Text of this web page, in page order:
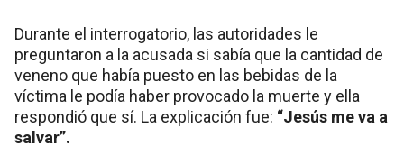
Durante el interrogatorio, las autoridades le
preguntaron a la acusada si sabía que la cantidad de
veneno que había puesto en las bebidas de la
víctima le podía haber provocado la muerte y ella
respondió que sí. La explicación fue: “Jesús me va a
salvar”.